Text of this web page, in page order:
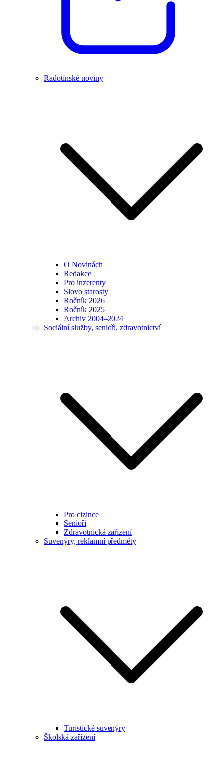
Radotínské noviny
O Novinách
Redakce
Pro inzerenty
Slovo starosty
Ročník 2026
Ročník 2025
Archiv 2004–2024
Sociální služby, senioři, zdravotnictví
Pro cizince
Senioři
Zdravotnická zařízení
Suvenýry, reklamní předměty
Turistické suvenýry
Školská zařízení